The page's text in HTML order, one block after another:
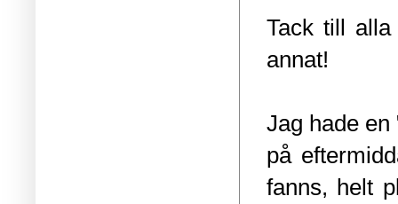
Tack till
annat!
Jag hade
på
fanns, helt